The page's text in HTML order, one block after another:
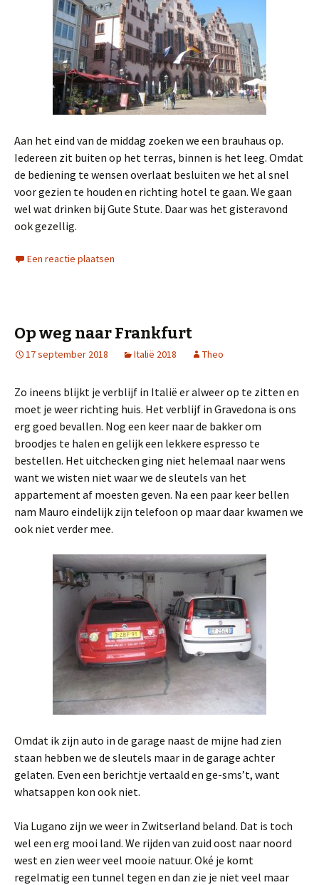
Aan het eind van de middag zoeken we een brauhaus op.
Iedereen zit buiten op het terras, binnen is het leeg. Omdat
de bediening te wensen overlaat besluiten we het al snel
voor gezien te houden en richting hotel te gaan. We gaan
wel wat drinken bij Gute Stute. Daar was het gisteravond
ook gezellig.
Een reactie plaatsen
Op weg naar Frankfurt
17 september 2018 Italië 2018 Theo
Zo ineens blijkt je verblijf in Italië er alweer op te zitten en
moet je weer richting huis. Het verblijf in Gravedona is ons
erg goed bevallen. Nog een keer naar de bakker om
broodjes te halen en gelijk een lekkere espresso te
bestellen. Het uitchecken ging niet helemaal naar wens
want we wisten niet waar we de sleutels van het
appartement af moesten geven. Na een paar keer bellen
nam Mauro eindelijk zijn telefoon op maar daar kwamen we
ook niet verder mee.
Omdat ik zijn auto in de garage naast de mijne had zien
staan hebben we de sleutels maar in de garage achter
gelaten. Even een berichtje vertaald en ge-sms’t, want
whatsappen kon ook niet.
Via Lugano zijn we weer in Zwitserland beland. Dat is toch
wel een erg mooi land. We rijden van zuid oost naar noord
west en zien weer veel mooie natuur. Oké je komt
regelmatig een tunnel tegen en dan zie je niet veel maar